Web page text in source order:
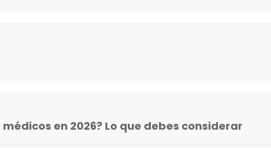
en 2026? Lo que debes considerar